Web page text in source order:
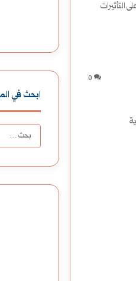
التأثيرات
0
ابحث في